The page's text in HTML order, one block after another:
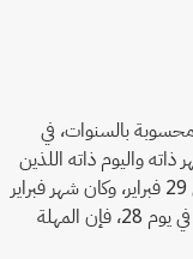
بالسنوات، في
واليوم ذاته اللذين
يبدأ فيهما حساب المهلة. ولكن، إذا وقع الحدث في 29 فبراير، وكان شهر فبراير
في السنة التالية الواجب أخذها في الحسبان ينتهي في يوم 28، فإن المهلة